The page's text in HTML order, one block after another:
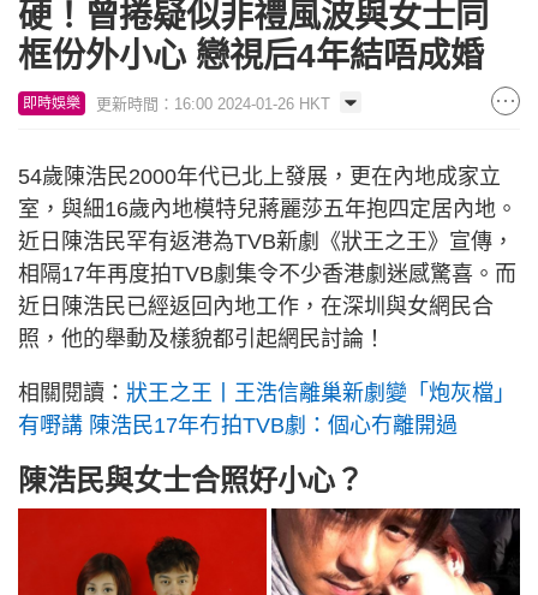
硬！曾捲疑似非禮風波與女士同
框份外小心 戀視后4年結唔成婚
即時娛樂 更新時間：16:00 2024-01-26 HKT
54歲陳浩民2000年代已北上發展，更在內地成家立
室，與細16歲內地模特兒蔣麗莎五年抱四定居內地。
近日陳浩民罕有返港為TVB新劇《狀王之王》宣傳，
相隔17年再度拍TVB劇集令不少香港劇迷感驚喜。而
近日陳浩民已經返回內地工作，在深圳與女網民合
照，他的舉動及樣貌都引起網民討論！
相關閱讀： 狀王之王丨王浩信離巢新劇變「炮灰檔」
有嘢講 陳浩民17年冇拍TVB劇：個心冇離開過
陳浩民與女士合照好小心？